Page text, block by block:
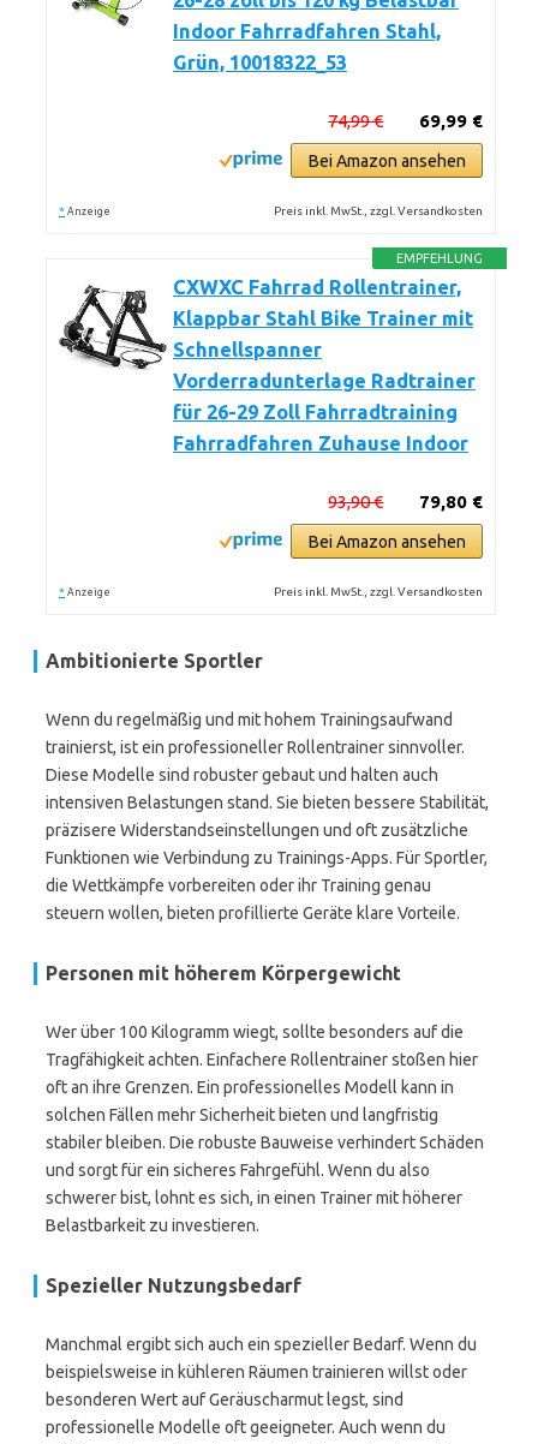
Indoor Fahrradfahren Stahl,
Grün, 10018322_53
69,99 €
74,99 €
Bei Amazon ansehen
* Anzeige Preis inkl. MwSt., zzgl. Versandkosten
EMPFEHLUNG
CXWXC Fahrrad Rollentrainer,
Klappbar Stahl Bike Trainer mit
Schnellspanner
Vorderradunterlage Radtrainer
für 26-29 Zoll Fahrradtraining
Fahrradfahren Zuhause Indoor
79,80 €
93,90 €
Bei Amazon ansehen
* Anzeige Preis inkl. MwSt., zzgl. Versandkosten
Ambitionierte Sportler
Wenn du regelmäßig und mit hohem Trainingsaufwand
trainierst, ist ein professioneller Rollentrainer sinnvoller.
Diese Modelle sind robuster gebaut und halten auch
intensiven Belastungen stand. Sie bieten bessere Stabilität,
präzisere Widerstandseinstellungen und oft zusätzliche
Funktionen wie Verbindung zu Trainings-Apps. Für Sportler,
die Wettkämpfe vorbereiten oder ihr Training genau
steuern wollen, bieten profillierte Geräte klare Vorteile.
Personen mit höherem Körpergewicht
Wer über 100 Kilogramm wiegt, sollte besonders auf die
Tragfähigkeit achten. Einfachere Rollentrainer stoßen hier
oft an ihre Grenzen. Ein professionelles Modell kann in
solchen Fällen mehr Sicherheit bieten und langfristig
stabiler bleiben. Die robuste Bauweise verhindert Schäden
und sorgt für ein sicheres Fahrgefühl. Wenn du also
schwerer bist, lohnt es sich, in einen Trainer mit höherer
Belastbarkeit zu investieren.
Spezieller Nutzungsbedarf
Manchmal ergibt sich auch ein spezieller Bedarf. Wenn du
beispielsweise in kühleren Räumen trainieren willst oder
besonderen Wert auf Geräuscharmut legst, sind
professionelle Modelle oft geeigneter. Auch wenn du